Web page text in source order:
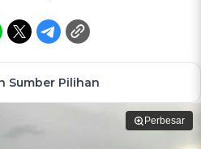
Sumber Pilihan
Perbesar